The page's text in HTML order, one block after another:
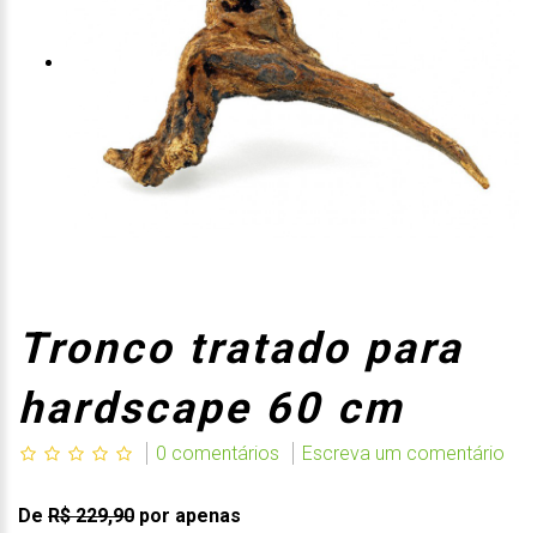
Tronco tratado para
hardscape 60 cm
0 comentários Escreva um comentário
De R$ 229,90 por apenas